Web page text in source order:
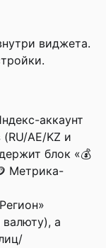
виджета.
аккаунт
AE/KZ и
блок «💰
Метрика-
а